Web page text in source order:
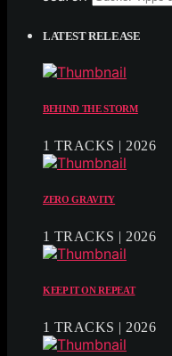
LATEST RELEASE
BEHIND THE STORM
1 TRACKS | 2026
ZERO GRAVITY
1 TRACKS | 2026
KEEP IT ON REPEAT
1 TRACKS | 2026